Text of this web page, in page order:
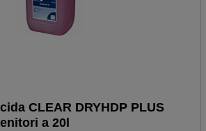
CLEAR DRYHDP PLUS
a 20l